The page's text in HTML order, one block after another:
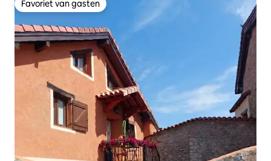
Favoriet van gasten
Favoriet van gasten